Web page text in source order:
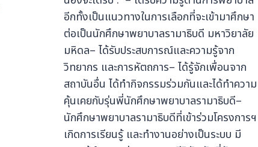
อีกทั้งเป็นแนวทางในการเลือกที่จะเข้ามาศึกษา
ต่อเป็นนักศึกษาพยาบาลรามาธิบดี มหาวิยาลัย
มหิดล– ได้รับประสบการณ์และความรู้จาก
วิทยากร และการหัตถการ– ได้รู้จักเพื่อนจาก
สถาบันอื่น ได้ทำกิจกรรมร่วมกันและได้ทำความ
คุ้นเคยกับรุ่นพี่นักศึกษาพยาบาลรามาธิบดี–
นักศึกษาพยาบาลรามาธิบดีที่เข้าร่วมโครงการฯ
เกิดการเรียนรู้ และทำงานอย่างเป็นระบบ มี